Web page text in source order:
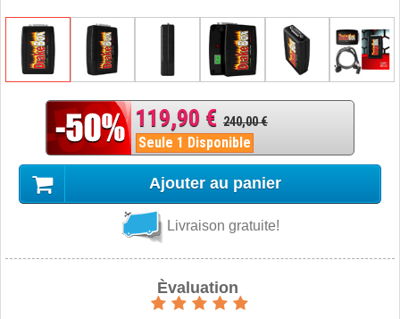
119,90 € 240,00 €
Seule 1 Disponible
Ajouter au panier
Livraison gratuite!
Èvaluation